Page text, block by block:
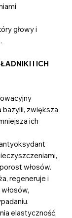
głowy i
I ICH
bazylii, zwiększa
ich
włosów.
regeneruje i
elastyczność,